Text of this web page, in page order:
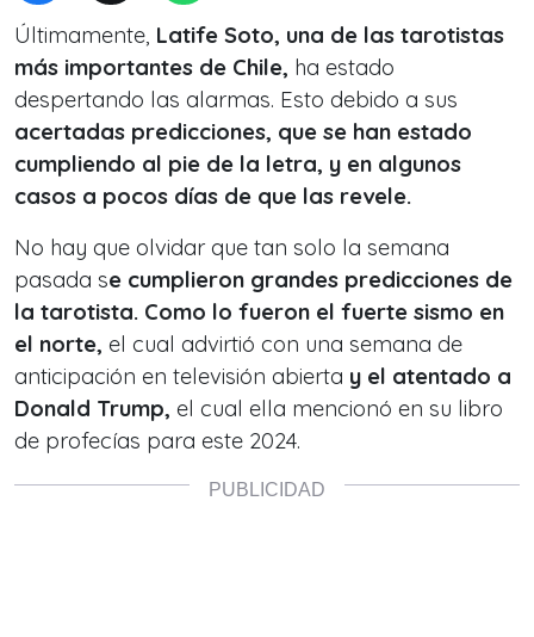
Últimamente, Latife Soto, una de las tarotistas
más importantes de Chile, ha estado
despertando las alarmas. Esto debido a sus
acertadas predicciones, que se han estado
cumpliendo al pie de la letra, y en algunos
casos a pocos días de que las revele.
No hay que olvidar que tan solo la semana
pasada se cumplieron grandes predicciones de
la tarotista. Como lo fueron el fuerte sismo en
el norte, el cual advirtió con una semana de
anticipación en televisión abierta y el atentado a
Donald Trump, el cual ella mencionó en su libro
de profecías para este 2024.